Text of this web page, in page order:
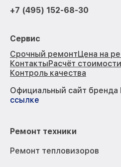
+7 (495) 152-68-30
Сервис
Срочный ремонтЦена на
КонтактыРасчёт стоимости
Контроль качества
Официальный сайт бренда
ссылке
Ремонт техники
Ремонт тепловизоров